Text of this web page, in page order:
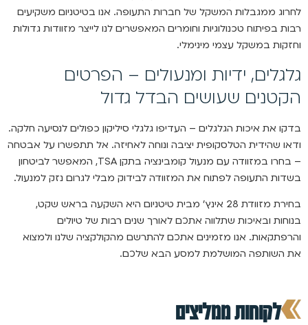
לחרוג ממגבלות המשקל של חברות התעופה. אנו בטיטניום משקיעים
רבות בפיתוח טכנולוגיות וחומרים המאפשרים לנו לייצר מזוודות גדולות
וחזקות במשקל עצמי מינימלי.
גלגלים, ידיות ומנעולים – הפרטים
הקטנים שעושים הבדל גדול
בדקו את איכות הגלגלים – העדיפו גלגלי סיליקון כפולים לנסיעה חלקה.
ודאו שהידית הטלסקופית יציבה ונוחה לאחיזה. אל תתפשרו על אבטחה
– בחרו במזוודה עם מנעול קומבינציה בתקן TSA, המאפשר לביטחון
בשדות התעופה לפתוח את המזוודה לבידוק מבלי לגרום נזק למנעול.
בחירת מזוודת 28 אינץ’ מבית טיטניום היא השקעה בראש שקט,
בנוחות ובאיכות שתלווה אתכם לאורך שנים רבות של טיולים
והרפתקאות. אנו מזמינים אתכם להתרשם מהקולקציה שלנו ולמצוא
את השותפה המושלמת למסע הבא שלכם.
לקוחות ממליצים